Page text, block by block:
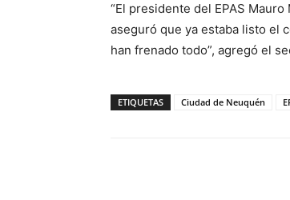
“El presidente del EPAS
aseguró que ya estaba listo el
han frenado todo”, agregó el
ETIQUETAS Ciudad de Neuquén